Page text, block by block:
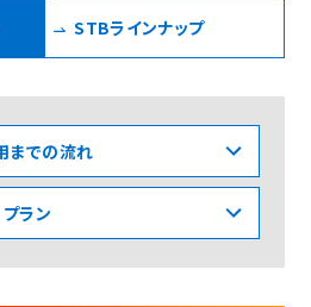
STBラインナップ
までの流れ
プラン